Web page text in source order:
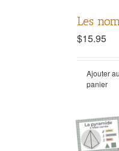
Les
$15.95
Ajouter au
panier